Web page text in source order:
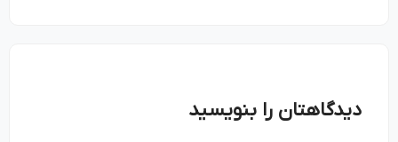
دیدگاهتان را بنویسید